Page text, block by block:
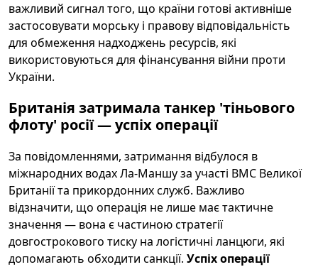
важливий сигнал того, що країни готові активніше
застосовувати морську і правову відповідальність
для обмеження надходжень ресурсів, які
використовуються для фінансування війни проти
України.
Британія затримала танкер 'тіньового
флоту' росії — успіх операції
За повідомленнями, затримання відбулося в
міжнародних водах Ла‑Маншу за участі ВМС Великої
Британії та прикордонних служб. Важливо
відзначити, що операція не лише має тактичне
значення — вона є частиною стратегії
довгострокового тиску на логістичні ланцюги, які
допомагають обходити санкції. Успіх операції